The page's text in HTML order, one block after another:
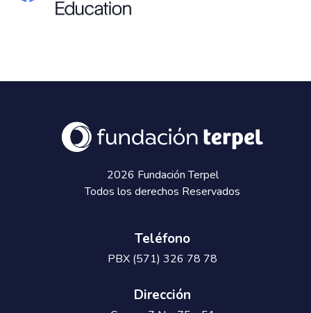
2026 Fundación Terpel
Todos los derechos Reservados
Teléfono
PBX (571) 326 78 78
Dirección